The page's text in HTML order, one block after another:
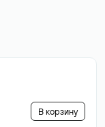
В корзину